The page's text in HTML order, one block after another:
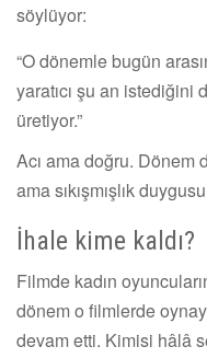
söylüyor:
“O dönemle bugün
yaratıcı şu an
üretiyor.”
Acı ama doğru. Dönem
ama sıkışmışlık
İhale kime kaldı?
Filmde kadın
dönem o filmlerde
devam etti. Kimisi hâlâ